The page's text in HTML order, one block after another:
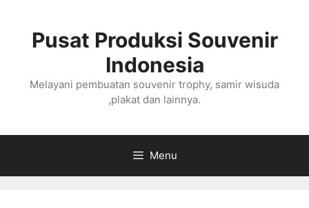
Pusat Produksi Souvenir
Indonesia
Melayani pembuatan souvenir trophy, samir wisuda
,plakat dan lainnya.
Menu